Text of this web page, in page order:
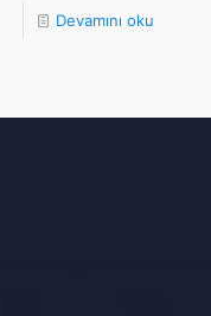
Devamını oku